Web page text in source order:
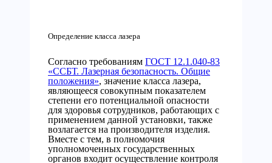
Определение класса лазера
Согласно требованиям ГОСТ 12.1.040-83
«ССБТ. Лазерная безопасность. Общие
положения», значение класса лазера,
являющееся совокупным показателем
степени его потенциальной опасности
для здоровья сотрудников, работающих с
применением данной установки, также
возлагается на производителя изделия.
Вместе с тем, в полномочия
уполномоченных государственных
органов входит осуществление контроля